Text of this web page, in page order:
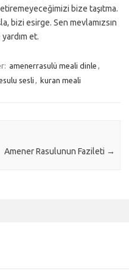
bize taşıtma.
bizi esirge. Sen mevlamızsın
et.
amenerrasulü meali dinle ,
sesli , kuran meali
Amener Rasulunun Fazileti →